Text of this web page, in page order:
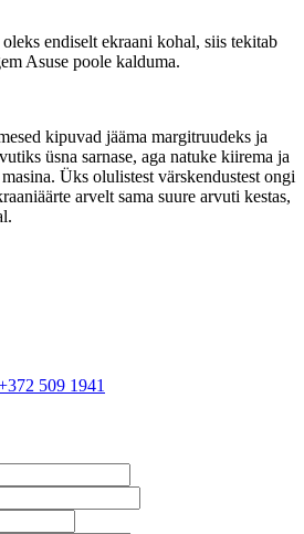
endiselt ekraani kohal, siis tekitab
Asuse poole kalduma.
kipuvad jääma margitruudeks ja
üsna sarnase, aga natuke kiirema ja
Üks olulistest värskendustest ongi
arvelt sama suure arvuti kestas,
509 1941